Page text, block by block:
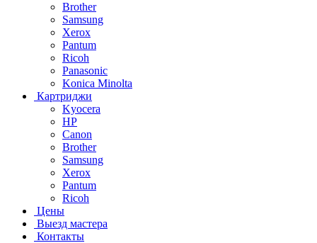
Brother
Samsung
Xerox
Pantum
Ricoh
Panasonic
Konica Minolta
Картриджи
Kyocera
HP
Canon
Brother
Samsung
Xerox
Pantum
Ricoh
Цены
Выезд мастера
Контакты